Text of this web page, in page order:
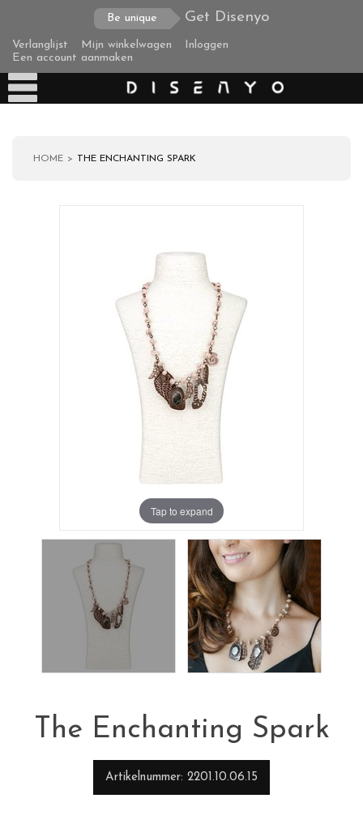
Be unique Get Disenyo
Verlanglijst Mijn winkelwagen
Inloggen
Een account aanmaken
HOME THE ENCHANTING SPARK
Tap to expand
The Enchanting Spark
Artikelnummer 2201.10.06.15